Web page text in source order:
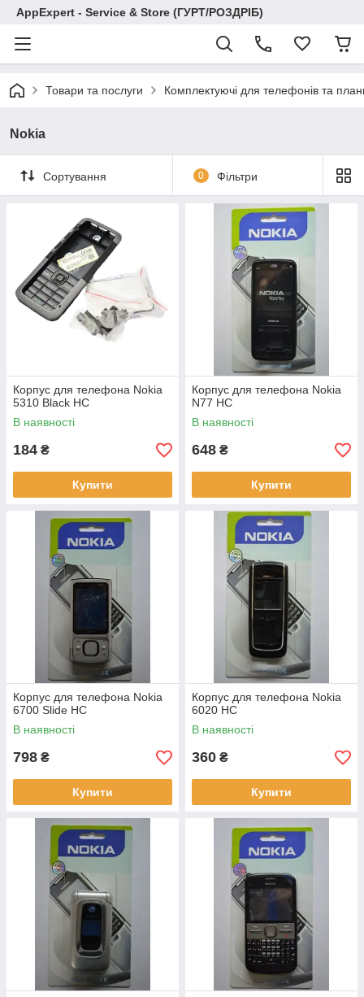
AppExpert - Service & Store (ГУРТ/РОЗДРІБ)
Товари та послуги Комплектуючі для телефонів та
Nokia
Сортування 0 Фільтри
Корпус для телефона Nokia
5310 Black HC
В наявності
184 ₴
Купити
Корпус для телефона Nokia
N77 HC
В наявності
648 ₴
Купити
Корпус для телефона Nokia
6700 Slide HC
В наявності
798 ₴
Купити
Корпус для телефона Nokia
6020 HC
В наявності
360 ₴
Купити